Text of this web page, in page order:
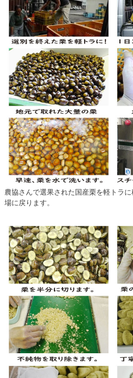
農協さんで選果された国産栗を軽トラ
場に戻ります。